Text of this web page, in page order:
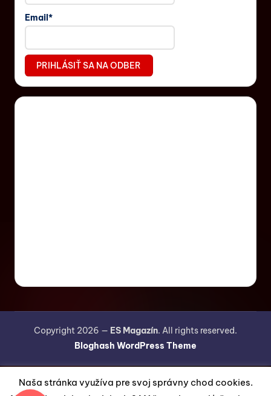
Email*
Copyright 2026 — ES Magazín. All rights reserved.
Bloghash WordPress Theme
Naša stránka využíva pre svoj správny chod cookies.